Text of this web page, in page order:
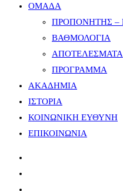
ΟΜΑΔΑ
ΠΡΟΠΟΝΗΤΗΣ –
ΒΑΘΜΟΛΟΓΙΑ
ΑΠΟΤΕΛΕΣΜΑΤΑ
ΠΡΟΓΡΑΜΜΑ
ΑΚΑΔΗΜΙΑ
ΙΣΤΟΡΙΑ
ΚΟΙΝΩΝΙΚΗ ΕΥΘΥΝΗ
ΕΠΙΚΟΙΝΩΝΙΑ